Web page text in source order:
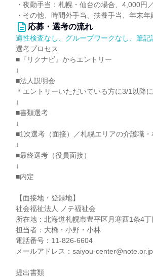
・夜勤手当：札幌・仙台の場合、4,000円
・その他、時間外手当、扶養手当、年末
応募・選考の流れ
適性検査なし、グループワークなし、筆記
選考プロセス
■『リクナビ』からエントリー
↓
■法人説明会
＊エントリーいただいている方に3/1以降
↓
■書類選考
↓
■1次選考（面接）／札幌エリアの介護職
↓
■最終選考（役員面接）
↓
■内定
【面接地・登録地】
社会福祉法人 ノテ福祉会
所在地：北海道札幌市豊平区月寒西1条4丁
担当者：大橋・小野・小林
電話番号：11-826-6604
メールアドレス：saiyou-center@note.or.jp
提出書類